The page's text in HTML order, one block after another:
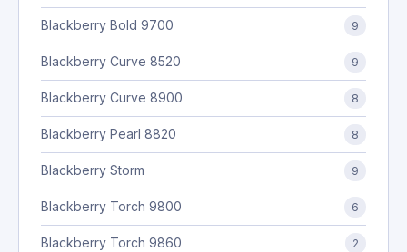
Blackberry Bold 9700 9
Blackberry Curve 8520 9
Blackberry Curve 8900 8
Blackberry Pearl 8820 8
Blackberry Storm 9
Blackberry Torch 9800 6
Blackberry Torch 9860 2